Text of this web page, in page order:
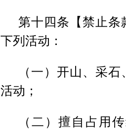
第十四条【禁止
下列活动：
（一）开山、采
活动；
（二）擅自占用